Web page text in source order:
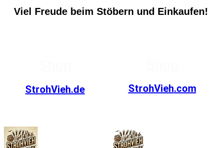
Viel Freude beim Stöbern und Einkaufen!
StrohVieh.de StrohVieh.com